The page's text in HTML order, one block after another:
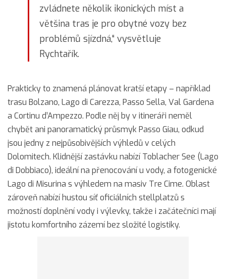
zvládnete několik ikonických míst a
většina tras je pro obytné vozy bez
problémů sjízdná,“ vysvětluje
Rychtařík.
Prakticky to znamená plánovat kratší etapy – například
trasu Bolzano, Lago di Carezza, Passo Sella, Val Gardena
a Cortinu d’Ampezzo. Podle něj by v itineráři neměl
chybět ani panoramatický průsmyk Passo Giau, odkud
jsou jedny z nejpůsobivějších výhledů v celých
Dolomitech. Klidnější zastávku nabízí Toblacher See (Lago
di Dobbiaco), ideální na přenocování u vody, a fotogenické
Lago di Misurina s výhledem na masiv Tre Cime. Oblast
zároveň nabízí hustou síť oficiálních stellplatzů s
možností doplnění vody i výlevky, takže i začátečníci mají
jistotu komfortního zázemí bez složité logistiky.